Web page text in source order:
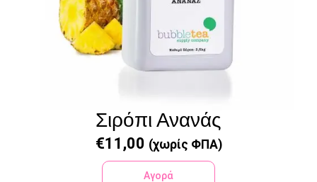
Σιρόπι Ανανάς
€11,00 (χωρίς ΦΠΑ)
Αγορά